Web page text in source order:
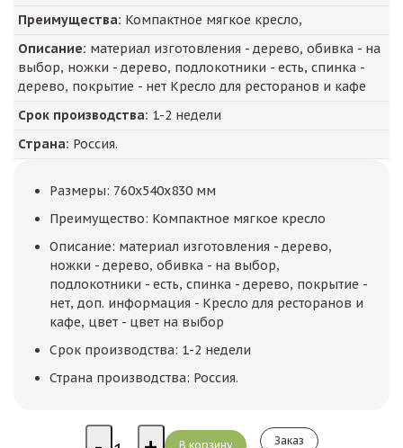
Преимущества: Компактное мягкое кресло,
Описание: материал изготовления - дерево, обивка - на
выбор, ножки - дерево, подлокотники - есть, спинка -
дерево, покрытие - нет Кресло для ресторанов и кафе
Срок производства: 1-2 недели
Страна: Россия.
Размеры: 760x540x830 мм
Преимущество: Компактное мягкое кресло
Описание: материал изготовления - дерево,
ножки - дерево, обивка - на выбор,
подлокотники - есть, спинка - дерево, покрытие -
нет, доп. информация - Кресло для ресторанов и
кафе, цвет - цвет на выбор
Срок производства: 1-2 недели
Страна производства: Россия.
Заказ